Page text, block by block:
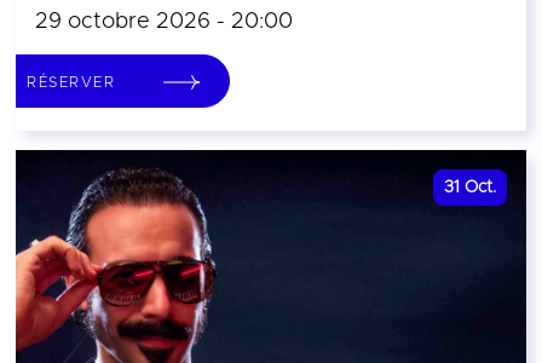
29 octobre 2026 - 20:00
RÉSERVER
31 Oct.